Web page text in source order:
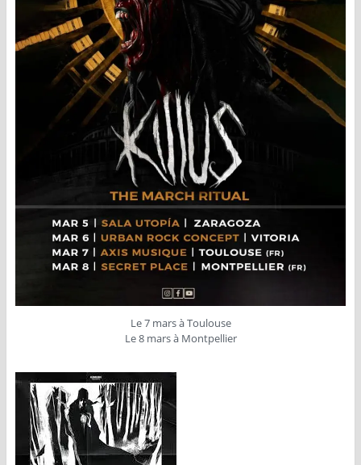
Le 7 mars à Toulouse
Le 8 mars à Montpellier